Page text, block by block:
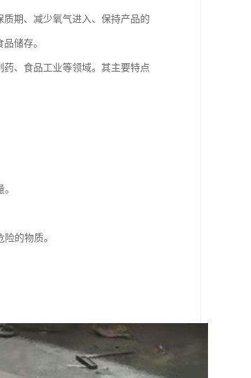
期、减少氧气进入、保持产品的
储存。
、食品工业等领域。其主要特点
的物质。